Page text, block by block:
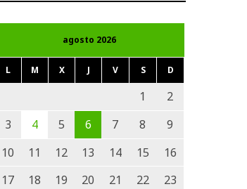
agosto 2026
L M X J V S D
1
2
3
4 5 6 7 8
9
10
11 12 13 14 15
16
17
18 19 20 21 22
23